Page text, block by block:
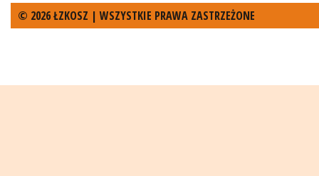
© 2026 ŁZKOSZ | WSZYSTKIE PRAWA ZASTRZEŻONE